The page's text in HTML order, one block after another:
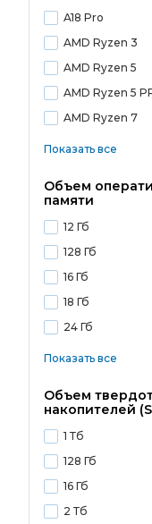
A18 Pro
AMD Ryzen 3
AMD Ryzen 5
AMD Ryzen 5
AMD Ryzen 7
Показать все
Объем
памяти
12 Гб
128 Гб
16 Гб
18 Гб
24 Гб
Показать все
Объем
накопителей
1 Тб
128 Гб
16 Гб
2 Тб